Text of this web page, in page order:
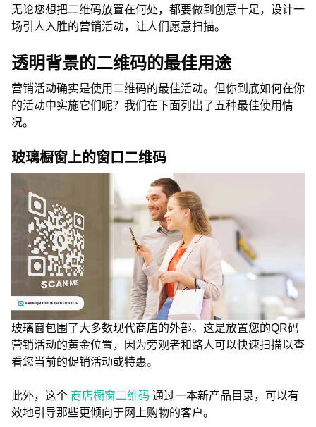
无论您想把二维码放置在何处，都要做到创意十足，设计一
场引人入胜的营销活动，让人们愿意扫描。
透明背景的二维码的最佳用途
营销活动确实是使用二维码的最佳活动。但你到底如何在你
的活动中实施它们呢？我们在下面列出了五种最佳使用情
况。
玻璃橱窗上的窗口二维码
玻璃窗包围了大多数现代商店的外部。这是放置您的QR码
营销活动的黄金位置，因为旁观者和路人可以快速扫描以查
看您当前的促销活动或特惠。
此外，这个 商店橱窗二维码 通过一本新产品目录，可以有
效地引导那些更倾向于网上购物的客户。